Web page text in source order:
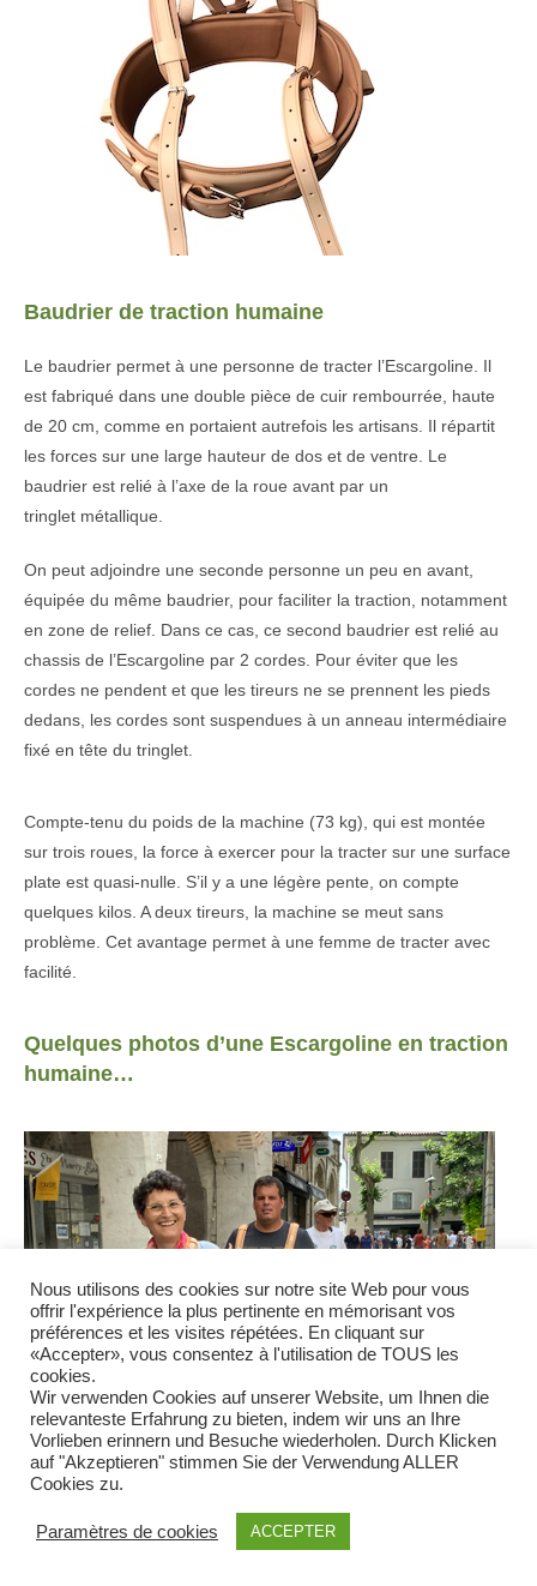
Baudrier de traction humaine
Le baudrier permet à une personne de tracter l’Escargoline. Il
est fabriqué dans une double pièce de cuir rembourrée, haute
de 20 cm, comme en portaient autrefois les artisans. Il répartit
les forces sur une large hauteur de dos et de ventre. Le
baudrier est relié à l’axe de la roue avant par un
tringlet métallique.
On peut adjoindre une seconde personne un peu en avant,
équipée du même baudrier, pour faciliter la traction, notamment
en zone de relief. Dans ce cas, ce second baudrier est relié au
chassis de l’Escargoline par 2 cordes. Pour éviter que les
cordes ne pendent et que les tireurs ne se prennent les pieds
dedans, les cordes sont suspendues à un anneau intermédiaire
fixé en tête du tringlet.
Compte-tenu du poids de la machine (73 kg), qui est montée
sur trois roues, la force à exercer pour la tracter sur une surface
plate est quasi-nulle. S’il y a une légère pente, on compte
quelques kilos. A deux tireurs, la machine se meut sans
problème. Cet avantage permet à une femme de tracter avec
facilité.
Quelques photos d’une Escargoline en traction
humaine…
Nous utilisons des cookies sur notre site Web pour vous
offrir l'expérience la plus pertinente en mémorisant vos
préférences et les visites répétées. En cliquant sur
«Accepter», vous consentez à l'utilisation de TOUS les
cookies.
Wir verwenden Cookies auf unserer Website, um Ihnen die
relevanteste Erfahrung zu bieten, indem wir uns an Ihre
Vorlieben erinnern und Besuche wiederholen. Durch Klicken
auf "Akzeptieren" stimmen Sie der Verwendung ALLER
Cookies zu.
Paramètres de cookies ACCEPTER